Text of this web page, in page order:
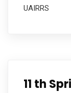
UAIRRS
11 th